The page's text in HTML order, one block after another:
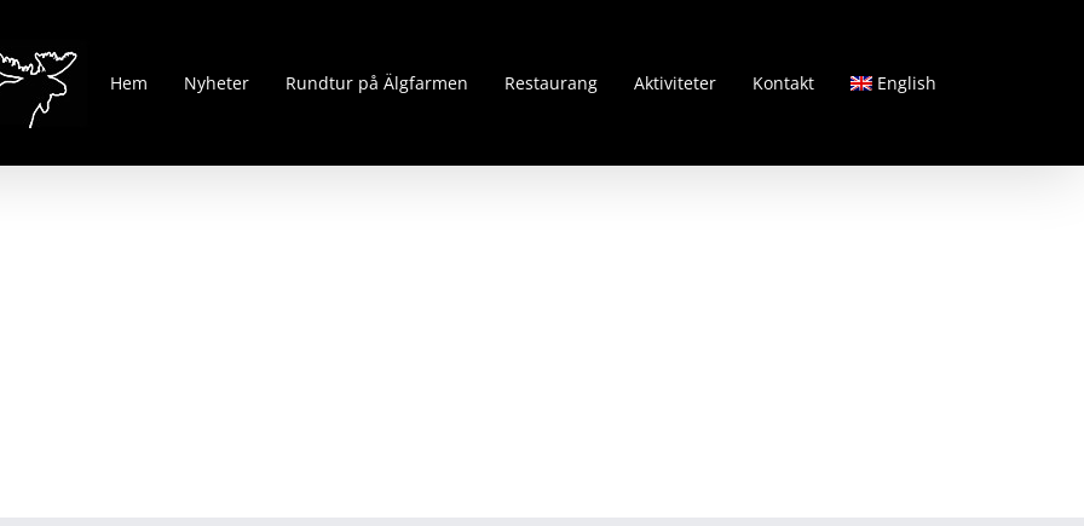
Hem Nyheter Rundtur på Älgfarmen Restaurang Aktiviteter Kontakt English